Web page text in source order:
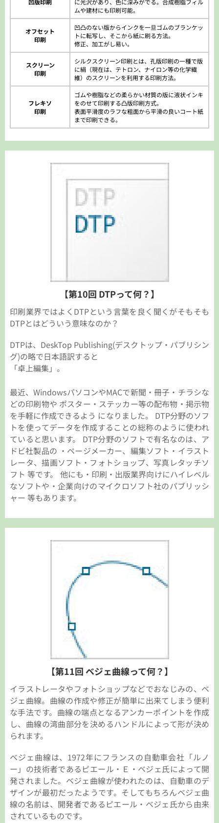
凹版印刷 に光沢があり、色に深みがでる。 合成樹脂フィル
ムや建材にも印刷可能。
オフセット
印刷
凹凸のない版からインクを一旦ゴムのブランケッ
トに転写し、そこから紙に刷る方法。
修正、加工がし易い。
スクリーン
印刷
シルクスクリーン印刷とは、孔版印刷の一種で版
に絹（現在は、テトロン、ナイロン等の化学繊
維）のスクリーンを利用する印刷方法。
フレキソ
印刷
ゴムや樹脂などの柔らかい材質の版に液状インキ
をのせて印刷する凸版印刷方式。
表面平滑度のラフな粗面から平滑の良いコート紙
まで印刷できる。
【第10回 DTPって何？】
印刷業界ではよくDTPという言葉を良く聞くがそもそも
DTPとはどういう意味なのか？
DTPは、DeskTop Publishing(デスクトップ・パブリシン
グ)の略で日本語訳すると
「卓上編集」。
最近、WindowsパソコンやMACで新聞・冊子・チラシな
どの印刷物や ポスター・ステッカー等の配布物・掲示物
を手軽に作成できるよう になりました。 DTP分野のソフ
トを使ってデータを作成することの総称のように使われ
ていると思います。 DTP分野のソフトで有名なのは、ア
ドビ社製品の ・ページメーカー、編集ソフト・イラスト
レータ、描画ソフト・フォトショップ、写真レタッチソ
フト 等です。 他にも・印刷・出版業界向けにハイレベル
なソフトや・企業向けのマイクロソフト社のパブリッシ
ャー 等もあります。
【第11回 ベジェ曲線って何？】
イラストレータやフォトショップなどでおなじみの、ベ
ジェ曲線。曲線の作成や修正が簡単に出来てしまう便利
な手法です。曲線の端点となるアンカーポイントを作成
し、曲線の湾曲部分を決めるハンドルによって形が決め
られます。
ベジェ曲線は、1972年にフランスの自動車会社「ルノ
ー」の技術者であるピエール・Ｅ・ベジェ氏によって開
発されました。ベジェ曲線が使われたのは、自動車のデ
ザインが最初だったようです。そしてもちろんベジェ曲
線の名前は、開発者であるピエール・ベジェ氏から由来
されているものです。